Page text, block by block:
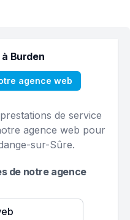
Burden
agence web
de service
agence web pour
sur-Sûre.
de notre agence